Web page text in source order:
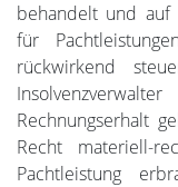
behandelt und auf
für
rückwirkend
Rechnungserhalt
Recht materiell-
Pachtleistung